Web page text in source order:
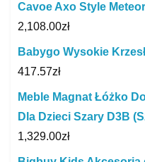
Cavoe Axo Style
2,108.00zł
Babygo Wysokie
417.57zł
Meble Magnat Łóżko
Dla Dzieci Szary D3B
1,329.00zł